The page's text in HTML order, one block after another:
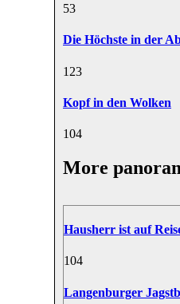
53
Die Höchste in der
123
Kopf in den Wolken
104
More
Hausherr ist auf
104
Langenburger